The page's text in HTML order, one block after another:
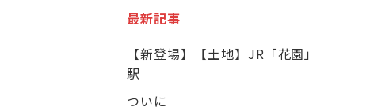
最新記事
【新登場】【土地】JR「花園」
駅
ついに